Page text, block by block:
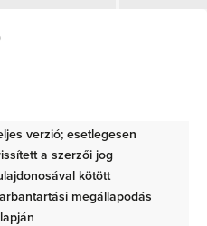
verzió; esetlegesen
a szerzői jog
kötött
megállapodás